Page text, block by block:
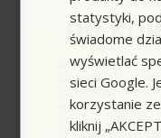
Wydajność cięcia
krążkach (Świerk,
5x5cm, system
Poziom mocy
akustycznej dB(A):
statystyki,
świadome
wyświetlać
sieci Google.
korzystanie
kliknij
na
Zapisz się do
pierwszych
otrzymasz
wykorzystania
naszym sklepie
to 100zł przed